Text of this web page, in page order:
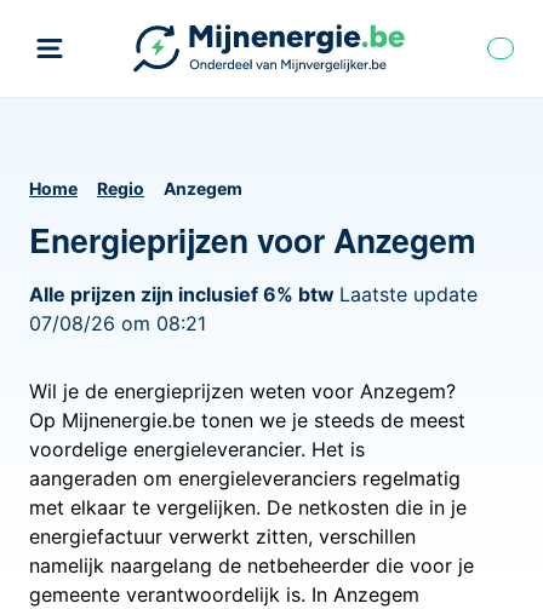
Home Regio Anzegem
Energieprijzen voor Anzegem
Alle prijzen zijn inclusief 6% btw Laatste update
07/08/26 om 08:21
Wil je de energieprijzen weten voor Anzegem?
Op Mijnenergie.be tonen we je steeds de meest
voordelige energieleverancier. Het is
aangeraden om energieleveranciers regelmatig
met elkaar te vergelijken. De netkosten die in je
energiefactuur verwerkt zitten, verschillen
namelijk naargelang de netbeheerder die voor je
gemeente verantwoordelijk is. In Anzegem